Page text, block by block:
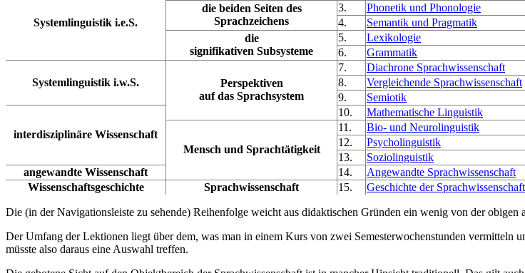
Systemlinguistik i.e.S.
die beiden Seiten des
Sprachzeichens
3.
Phonetik und Phonologie
4.
Semantik und Pragmatik
die
signifikativen Subsysteme
5.
Lexikologie
6.
Grammatik
Systemlinguistik i.w.S.
Perspektiven
auf das Sprachsystem
7.
Diachrone Sprachwissenschaft
8.
Vergleichende Sprachwissenschaft
9.
Semiotik
interdisziplinäre Wissenschaft
10. Mathematische Linguistik
Mensch und Sprachtätigkeit
11.
Bio- und Neurolinguistik
12.
Psycholinguistik
13.
Soziolinguistik
angewandte Wissenschaft
14.
Angewandte Sprachwissenschaft
Wissenschaftsgeschichte
Sprachwissenschaft 15. Geschichte der Sprachwissenschaft
Die (in der Navigationsleiste zu sehende) Reihenfolge weicht aus didaktischen Gründen ein wenig von der obigen
Der Umfang der Lektionen liegt über dem, was man in einem Kurs von zwei Semesterwochenstunden vermitteln
müsste also daraus eine Auswahl treffen.